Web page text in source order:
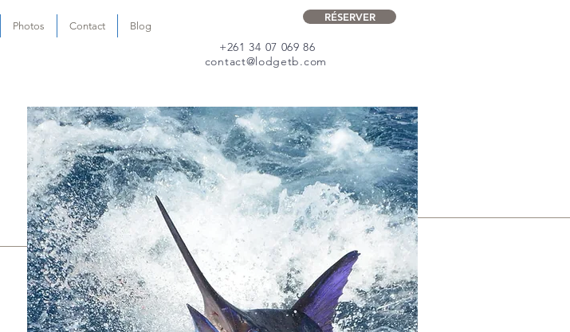
Photos Contact Blog
RÉSERVER
+261 34 07 069 86
contact@lodgetb.com